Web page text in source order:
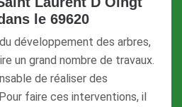
le 69620
développement des arbres,
un grand nombre de travaux.
de réaliser des
faire ces interventions, il